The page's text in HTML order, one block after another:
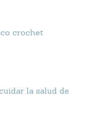
crochet
la salud de